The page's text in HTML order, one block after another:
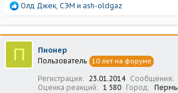
Р
а
к
ц
и
и
Олд Джек, СЭМ и ash-oldgaz
П Пионер
Пользователь 10 лет на форуме
Регистрация 23.01.2014 Сообщения
Оценка реакций
1 580 Город Пермь